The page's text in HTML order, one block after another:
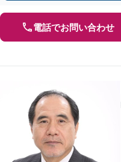
電話でお問い合わせ